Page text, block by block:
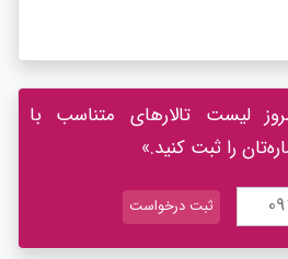
لیست تالارهای متناسب با
را ثبت کنید.»